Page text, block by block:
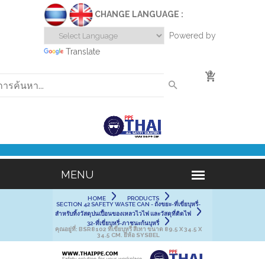
CHANGE LANGUAGE :
Powered by
Translate
0
HOME
PRODUCTS
SECTION 42 SAFETY WASTE CAN - ถังขยะ-ที่เขี่ยบุหรี่-
สำหรับทิ้งวัสดุปนเปื้อนของเหลวไวไฟ และวัสดุที่ติดไฟ
32-ที่เขี่ยบุหรี่-ภาชนะก้นบุหรี่
คุณอยู่ที่: BSR8102 ที่เขี่ยบุหรี่ สีเทา ขนาด 89.5 X 34.5 X
34.5 CM. ยี่ห้อ SYSBEL